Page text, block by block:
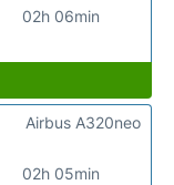
02h 06min
02h 05min
Airbus A320neo